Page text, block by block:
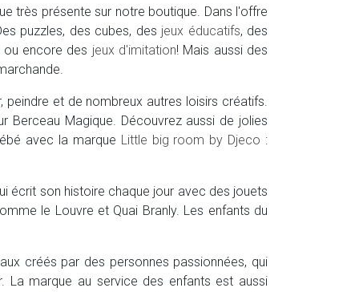
très présente sur notre boutique. Dans l'offre
puzzles, des cubes, des jeux éducatifs, des
ou encore des jeux d'imitation! Mais aussi des
et de nombreux autres loisirs créatifs.
Berceau Magique. Découvrez aussi de jolies
avec la marque Little big room by Djeco :
écrit son histoire chaque jour avec des jouets
le Louvre et Quai Branly. Les enfants du
créés par des personnes passionnées, qui
La marque au service des enfants est aussi